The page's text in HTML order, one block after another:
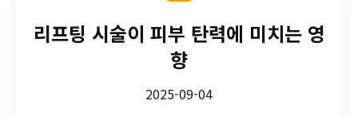
리프팅 시술이 피부 탄력에 미치는 영
향
2025-09-04